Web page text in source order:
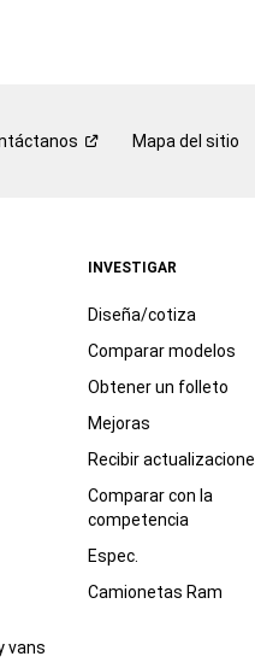
Mapa del sitio
vans
INVESTIGAR
Diseña/cotiza
Comparar modelos
Obtener un folleto
Mejoras
Recibir
Comparar con la
competencia
Espec.
Camionetas Ram